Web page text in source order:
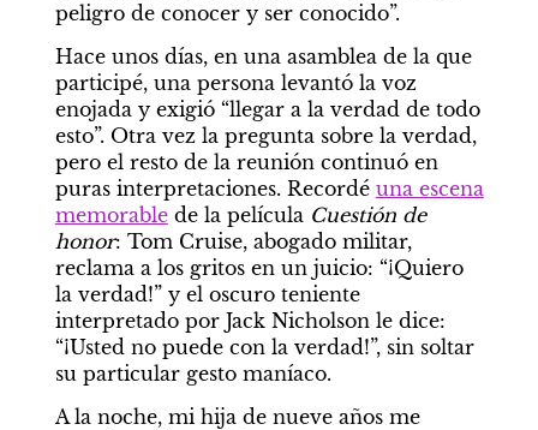
peligro de conocer y ser conocido”.
Hace unos días, en una asamblea de la que
participé, una persona levantó la voz
enojada y exigió “llegar a la verdad de todo
esto”. Otra vez la pregunta sobre la verdad,
pero el resto de la reunión continuó en
puras interpretaciones. Recordé una escena
memorable de la película Cuestión de
honor: Tom Cruise, abogado militar,
reclama a los gritos en un juicio: “¡Quiero
la verdad!” y el oscuro teniente
interpretado por Jack Nicholson le dice:
“¡Usted no puede con la verdad!”, sin soltar
su particular gesto maníaco.
A la noche, mi hija de nueve años me